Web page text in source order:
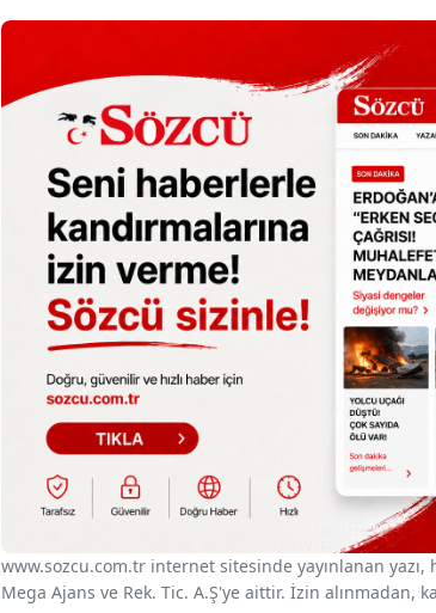
www.sozcu.com.tr internet sitesinde yayınlanan
Mega Ajans ve Rek. Tic. A.Ş'ye aittir. İzin alınmadan,